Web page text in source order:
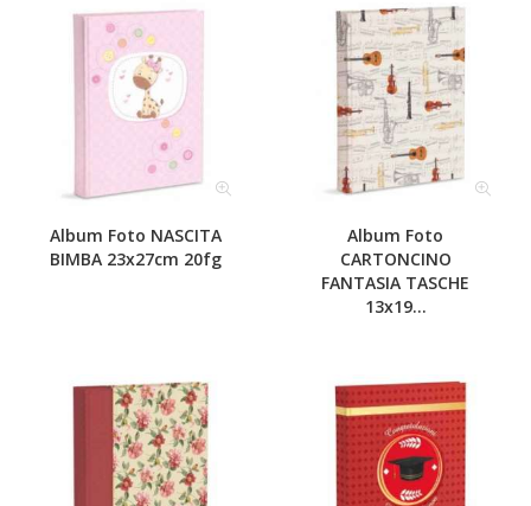
Album Foto NASCITA
BIMBA 23x27cm 20fg
Album Foto
CARTONCINO
FANTASIA TASCHE
13x19...